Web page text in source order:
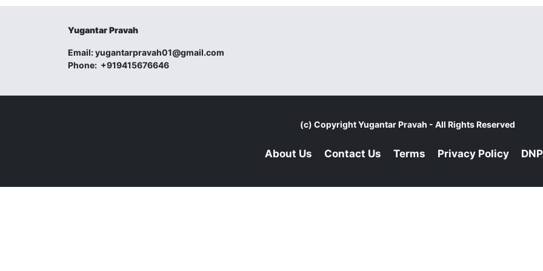
Yugantar Pravah
Email:yugantarpravah01@gmail.com
Phone: +919415676646
(c) CopyrightYugantar Pravah - All Rights Reserved
About Us Contact Us Terms Privacy Policy